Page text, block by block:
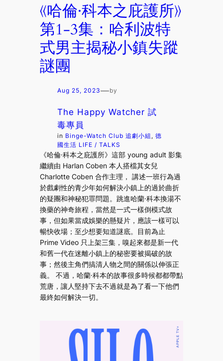
《哈倫·科本之庇護所》
第1-3集：哈利波特
式男主揭秘小鎮失蹤
謎團
Aug 25, 2023—by
The Happy Watcher 試
毒專員
in Binge-Watch Club 追劇小組 , 德
國生活 LIFE / TALKS
《哈倫·科本之庇護所》這部 young adult 影集
繼續由 Harlan Coben 本人搭檔其女兒
Charlotte Coben 合作主理， 講述一班行為過
於戲劇性的青少年如何解決小鎮上的過於曲折
的疑團和神秘犯罪問題。跳進哈蘭·科本換湯不
換藥的神奇旅程，當然是一式一樣倒模式故
事，但如果當成娛樂的懸疑片，應該一樣可以
暢快收場；至少想要知道謎底。目前為止
Prime Video 只上架三集，嗅起來都是新一代
和舊一代在迷離小鎮上的秘密要被揭破的故
事；然後主角們搞清人物之間的關係以伸張正
義。 不過，哈蘭·科本的故事很多時候都都帶點
荒唐，讓人堅持下去不過就是為了看一下他們
最終如何解決一切。